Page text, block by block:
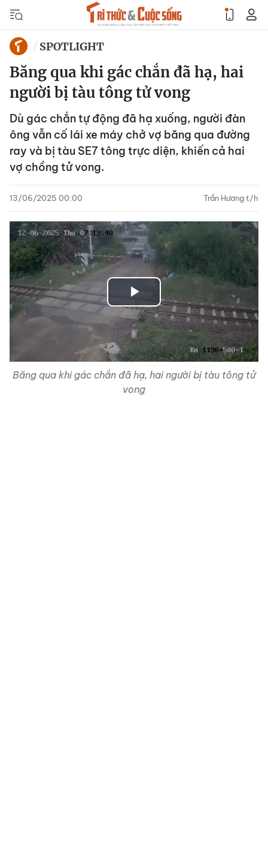
SPOTLIGHT
Băng qua khi gác chắn đã hạ, hai
người bị tàu tông tử vong
Dù gác chắn tự động đã hạ xuống, người đàn
ông vẫn cố lái xe máy chở vợ băng qua đường
ray và bị tàu SE7 tông trực diện, khiến cả hai
vợ chồng tử vong.
13/06/2025 00:00 Trần Hương t/h
Play
Video
Băng qua khi gác chắn đã hạ, hai người bị tàu tông tử
vong